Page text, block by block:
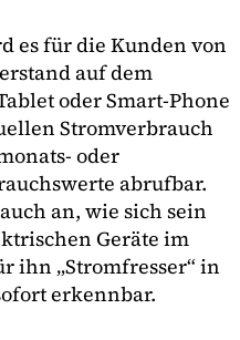
es für die Kunden von
auf dem
oder Smart-Phone
Stromverbrauch
oder
abrufbar.
an, wie sich sein
Geräte im
ihn „Stromfresser“ in
erkennbar.